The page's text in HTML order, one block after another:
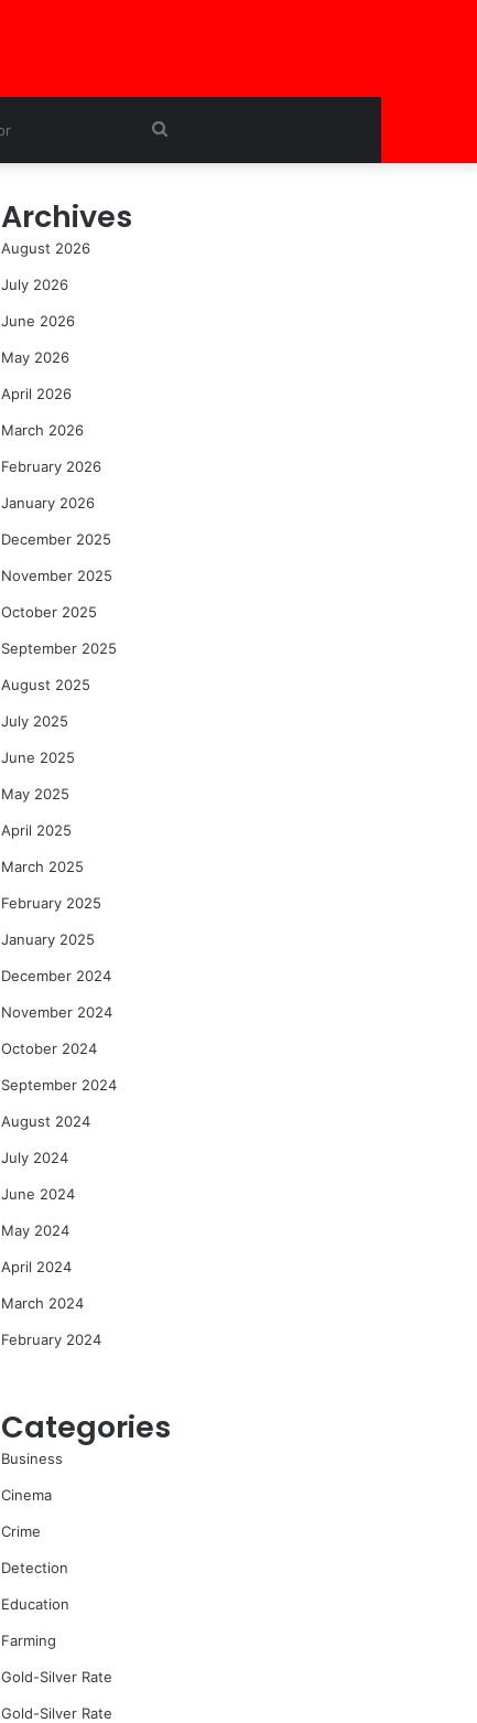
Archives
August 2026
July 2026
June 2026
May 2026
April 2026
March 2026
February 2026
January 2026
December 2025
November 2025
October 2025
September 2025
August 2025
July 2025
June 2025
May 2025
April 2025
March 2025
February 2025
January 2025
December 2024
November 2024
October 2024
September 2024
August 2024
July 2024
June 2024
May 2024
April 2024
March 2024
February 2024
Categories
Business
Cinema
Crime
Detection
Education
Farming
Gold-Silver Rate
Gold-Silver Rate